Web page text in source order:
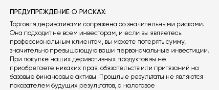
ПРЕДУПРЕЖДЕНИЕ О РИСКАХ:
Торговля деривативами сопряжена со значительными рисками.
Она подходит не всем инвесторам, и если вы являетесь
профессиональным клиентом, вы можете потерять сумму,
значительно превышающую ваши первоначальные инвестиции.
При покупке наших деривативных продуктов вы не
приобретаете никаких прав, обязательств или притязаний на
базовые финансовые активы. Прошлые результаты не являются
показателем будущих результатов, а налоговое